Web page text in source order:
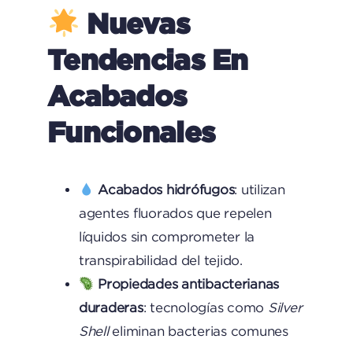
Nuevas
Tendencias En
Acabados
Funcionales
Acabados hidrófugos: utilizan
agentes fluorados que repelen
líquidos sin comprometer la
transpirabilidad del tejido.
Propiedades antibacterianas
duraderas: tecnologías como Silver
Shelleliminan bacterias comunes